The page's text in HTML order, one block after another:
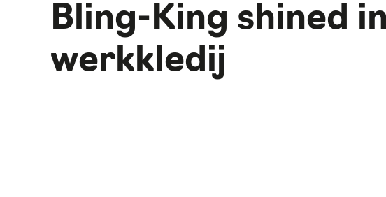
Bling-King shined
werkkledij